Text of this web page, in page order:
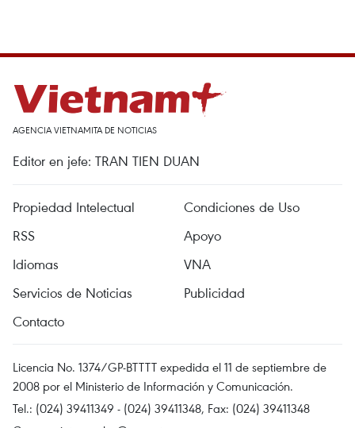
AGENCIA VIETNAMITA DE NOTICIAS
Editor en jefe: TRAN TIEN DUAN
Propiedad Intelectual
Condiciones de Uso
RSS
Apoyo
Idiomas
VNA
Servicios de Noticias
Publicidad
Contacto
Licencia No. 1374/GP-BTTTT expedida el 11 de septiembre de
2008 por el Ministerio de Información y Comunicación.
Tel.: (024) 39411349 - (024) 39411348, Fax: (024) 39411348